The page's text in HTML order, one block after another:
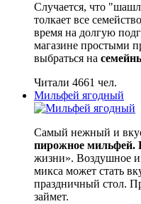
Случается, что
толкает все семейство
время на долгую
магазине простыми
выбраться на
Читали 4661 чел.
Мильфей ягодный
Самый нежный и
пирожное мильфей.
жизни». Воздушное и
микса может стать
праздничный стол.
займет.